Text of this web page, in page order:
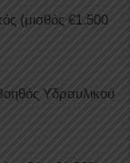
(μισθός €1.500
Υδραυλικού